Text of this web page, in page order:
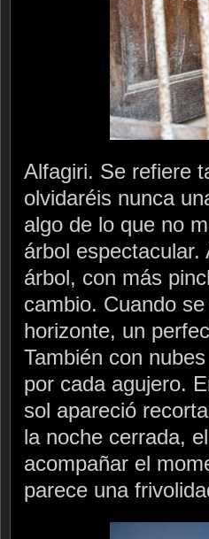
Alfagiri. Se refiere
olvidaréis nunca
algo de lo que no
árbol
árbol, con más
cambio. Cuando
horizonte, un
También con
por cada agujero.
sol apareció
la noche cerrada,
acompañar el
parece una